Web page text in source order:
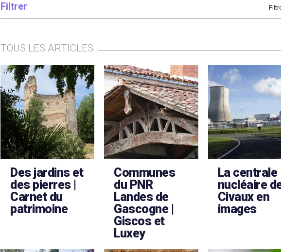
Filtrer
TOUS LES ARTICLES
Des jardins et
des pierres |
Carnet du
patrimoine
Communes
du PNR
Landes de
Gascogne |
Giscos et
Luxey
La centrale
nucléaire
Civaux en
images